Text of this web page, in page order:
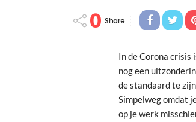
0 Share
In de Corona crisis
nog een
de standaard te
Simpelweg omdat
op je werk